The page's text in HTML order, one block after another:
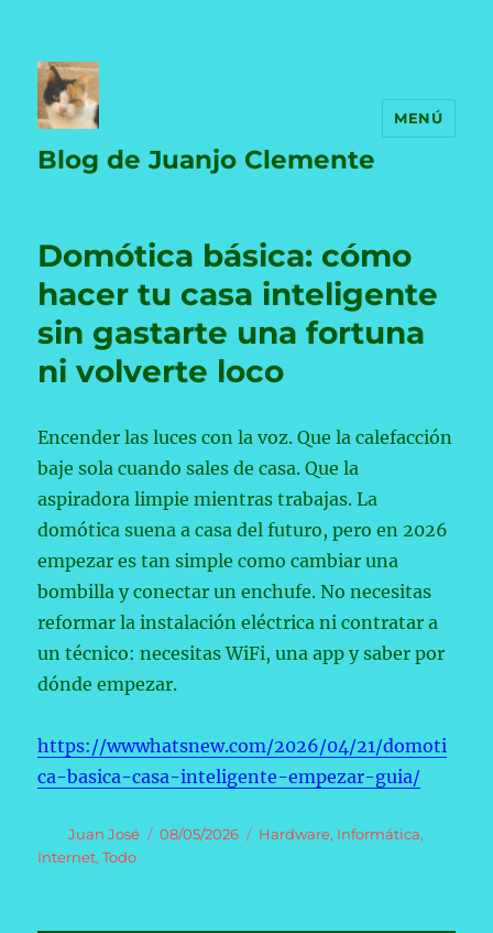
Blog de Juanjo Clemente
MENÚ
Domótica básica: cómo
hacer tu casa inteligente
sin gastarte una fortuna
ni volverte loco
Encender las luces con la voz. Que la calefacción
baje sola cuando sales de casa. Que la
aspiradora limpie mientras trabajas. La
domótica suena a casa del futuro, pero en 2026
empezar es tan simple como cambiar una
bombilla y conectar un enchufe. No necesitas
reformar la instalación eléctrica ni contratar a
un técnico: necesitas WiFi, una app y saber por
dónde empezar.
https://wwwhatsnew.com/2026/04/21/domoti
ca-basica-casa-inteligente-empezar-guia/
Autor
Juan José
Publicado
08/05/2026 Categorías
Hardware, Informática,
Internet,Todo